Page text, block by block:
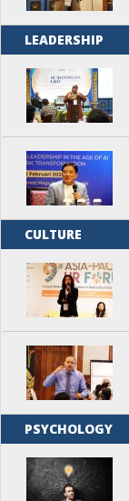
LEADERSHIP
CULTURE
PSYCHOLOGY